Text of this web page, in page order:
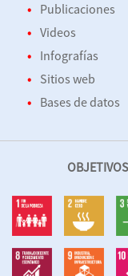
Publicaciones
Videos
Infografías
Sitios web
Bases de datos